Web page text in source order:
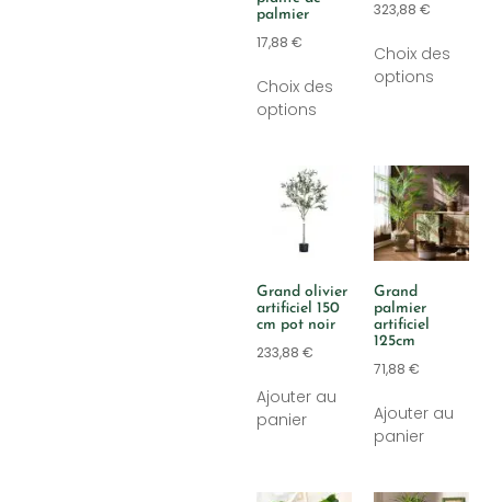
palmier
17,88 €
Choix des
options
323,88 €
Choix des
options
Grand olivier
artificiel 150
cm pot noir
233,88 €
Ajouter au
panier
Grand
palmier
artificiel
125cm
71,88 €
Ajouter au
panier